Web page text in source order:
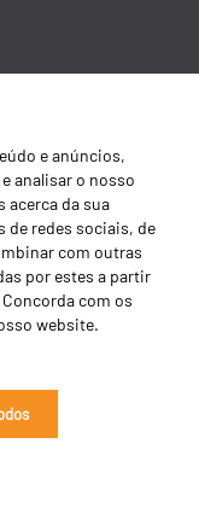
e anúncios,
analisar o nosso
acerca da sua
de redes sociais, de
com outras
por estes a partir
com os
website.